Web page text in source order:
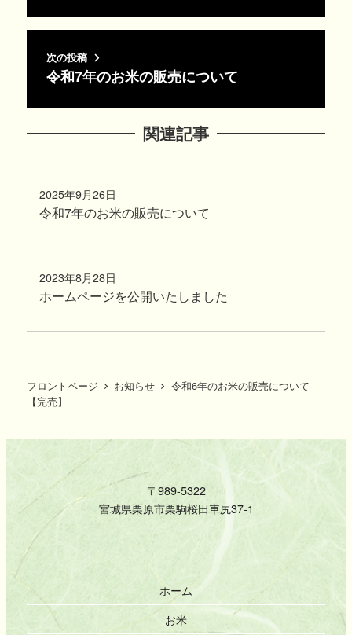
次の投稿
令和7年のお米の販売について
関連記事
令和7年のお米の販売について
投稿日
2025年9月26日
ホームページを公開いたしました
投稿日
2023年8月28日
フロントページ お知らせ
令和6年のお米の販売について
【完売】
〒989-5322
宮城県栗原市栗駒桜田車尻37-1
ホーム
お米